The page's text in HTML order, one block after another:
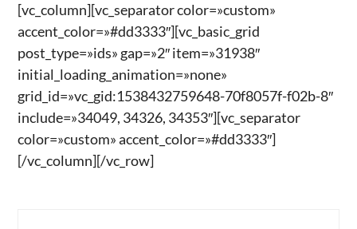
[vc_column][vc_separator color=»custom»
accent_color=»#dd3333″][vc_basic_grid
post_type=»ids» gap=»2″ item=»31938″
initial_loading_animation=»none»
grid_id=»vc_gid:1538432759648-70f8057f-f02b-8″
include=»34049, 34326, 34353″][vc_separator
color=»custom» accent_color=»#dd3333″]
[/vc_column][/vc_row]